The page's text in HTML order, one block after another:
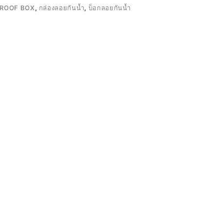
BOX, กล่องลอยกันน้ำ, บ็อกลอยกันน้ำ